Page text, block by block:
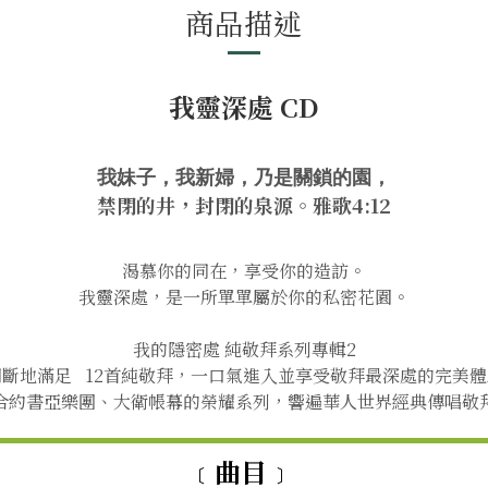
商品描述
我靈深處 CD
我妹子，我新婦，乃是關鎖的園，
禁閉的井，封閉的泉源。雅歌4:12
渴慕你的同在，享受你的造訪。
我靈深處，是一所單單屬於你的私密花園。
我的隱密處 純敬拜系列專輯2
地滿足 12首純敬拜，一口氣進入並享受敬拜最深處的完美體
約書亞樂團、大衛帳幕的榮耀系列，響遍華人世界經典傳唱敬
﹝曲目﹞